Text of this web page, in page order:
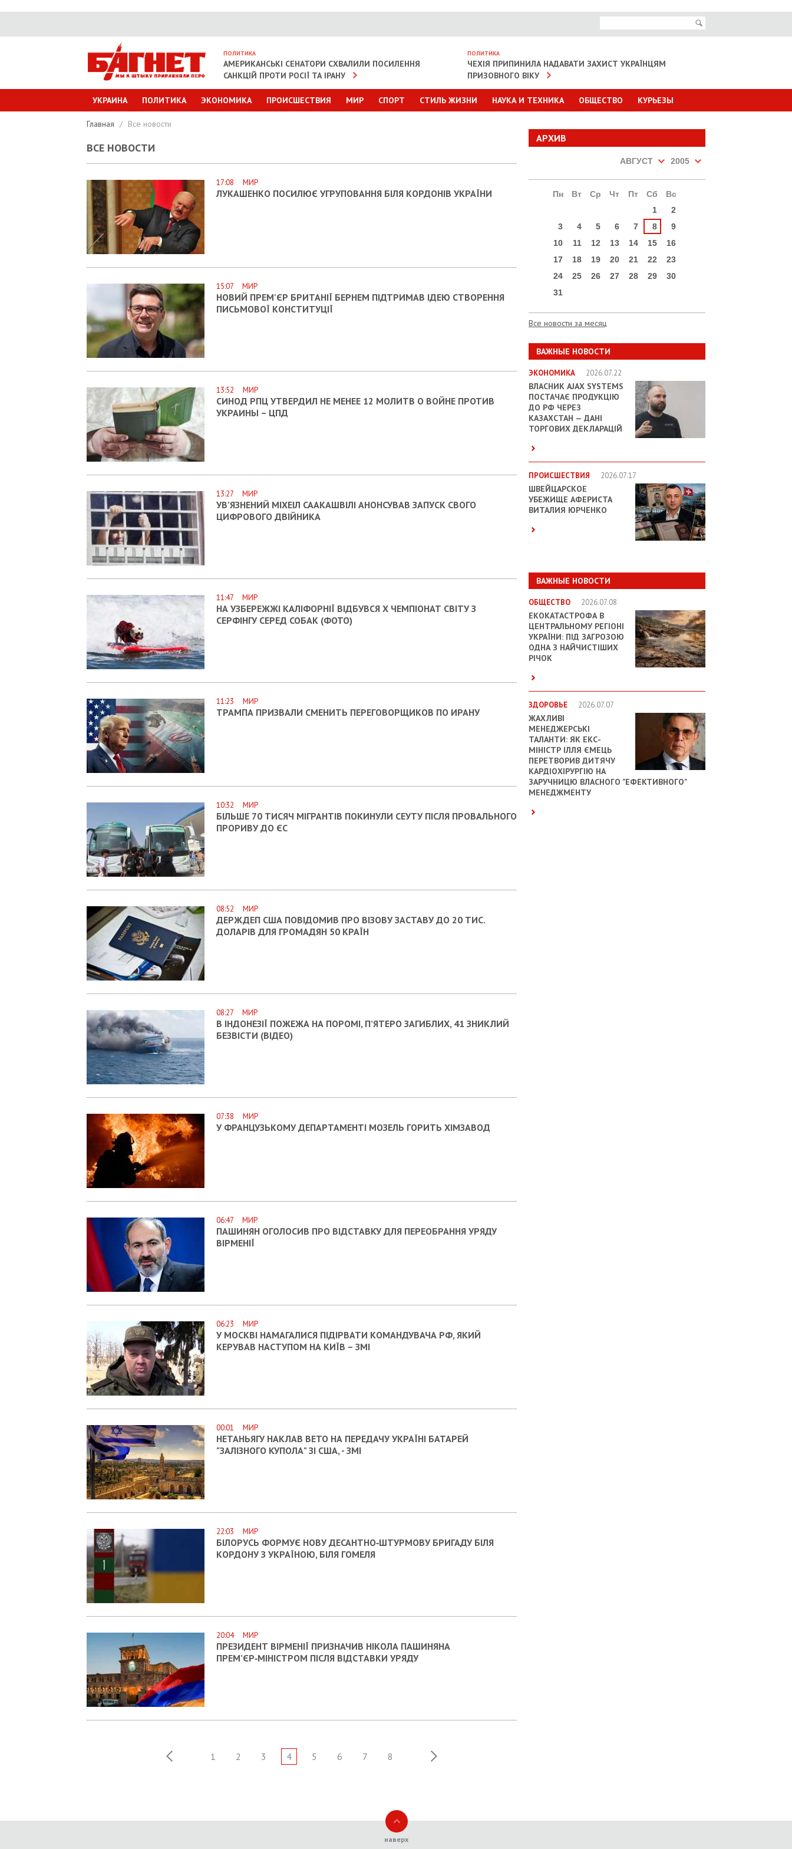
ПОЛИТИКА
АМЕРИКАНСЬКІ СЕНАТОРИ СХВАЛИЛИ ПОСИЛЕННЯ
САНКЦІЙ ПРОТИ РОСІЇ ТА ІРАНУ
ПОЛИТИКА
ЧЕХІЯ ПРИПИНИЛА НАДАВАТИ ЗАХИСТ УКРАЇНЦЯМ
ПРИЗОВНОГО ВІКУ
УКРАИНА ПОЛИТИКА ЭКОНОМИКА ПРОИСШЕСТВИЯ МИР СПОРТ СТИЛЬ ЖИЗНИ НАУКА И ТЕХНИКА ОБЩЕСТВО КУРЬЕЗЫ
АРХИВ
АВГУСТ 2005
Пн Вт Ср Чт Пт Сб
Вс
1
2
3
4 5 6 7 8
9
10
11 12 13 14 15
16
17
18 19 20 21 22
23
24
25 26 27 28 29
30
31
Все новости за месяц
ВАЖНЫЕ НОВОСТИ
ЭКОНОМИКА 2026.07.22
ВЛАСНИК AJAX SYSTEMS
ПОСТАЧАЄ ПРОДУКЦІЮ
ДО РФ ЧЕРЕЗ
КАЗАХСТАН — ДАНІ
ТОРГОВИХ ДЕКЛАРАЦІЙ
ПРОИСШЕСТВИЯ 2026.07.17
ШВЕЙЦАРСКОЕ
УБЕЖИЩЕ АФЕРИСТА
ВИТАЛИЯ ЮРЧЕНКО
ВАЖНЫЕ НОВОСТИ
ОБЩЕСТВО 2026.07.08
ЕКОКАТАСТРОФА В
ЦЕНТРАЛЬНОМУ РЕГІОНІ
УКРАЇНИ: ПІД ЗАГРОЗОЮ
ОДНА З НАЙЧИСТІШИХ
РІЧОК
ЗДОРОВЬЕ 2026.07.07
ЖАХЛИВІ
МЕНЕДЖЕРСЬКІ
ТАЛАНТИ: ЯК ЕКС-
МІНІСТР ІЛЛЯ ЄМЕЦЬ
ПЕРЕТВОРИВ ДИТЯЧУ
КАРДІОХІРУРГІЮ НА
ЗАРУЧНИЦЮ ВЛАСНОГО "ЕФЕКТИВНОГО"
МЕНЕДЖМЕНТУ
Главная / Все новости
ВСЕ НОВОСТИ
17:08 МИР
ЛУКАШЕНКО ПОСИЛЮЄ УГРУПОВАННЯ БІЛЯ КОРДОНІВ УКРАЇНИ
15:07 МИР
НОВИЙ ПРЕМ'ЄР БРИТАНІЇ БЕРНЕМ ПІДТРИМАВ ІДЕЮ СТВОРЕННЯ
ПИСЬМОВОЇ КОНСТИТУЦІЇ
13:52 МИР
СИНОД РПЦ УТВЕРДИЛ НЕ МЕНЕЕ 12 МОЛИТВ О ВОЙНЕ ПРОТИВ
УКРАИНЫ – ЦПД
13:27 МИР
УВ’ЯЗНЕНИЙ МІХЕІЛ СААКАШВІЛІ АНОНСУВАВ ЗАПУСК СВОГО
ЦИФРОВОГО ДВІЙНИКА
11:47 МИР
НА УЗБЕРЕЖЖІ КАЛІФОРНІЇ ВІДБУВСЯ X ЧЕМПІОНАТ СВІТУ З
СЕРФІНГУ СЕРЕД СОБАК (ФОТО)
11:23 МИР
ТРАМПА ПРИЗВАЛИ СМЕНИТЬ ПЕРЕГОВОРЩИКОВ ПО ИРАНУ
10:32 МИР
БІЛЬШЕ 70 ТИСЯЧ МІГРАНТІВ ПОКИНУЛИ СЕУТУ ПІСЛЯ ПРОВАЛЬНОГО
ПРОРИВУ ДО ЄС
08:52 МИР
ДЕРЖДЕП США ПОВІДОМИВ ПРО ВІЗОВУ ЗАСТАВУ ДО 20 ТИС.
ДОЛАРІВ ДЛЯ ГРОМАДЯН 50 КРАЇН
08:27 МИР
В ІНДОНЕЗІЇ ПОЖЕЖА НА ПОРОМІ, ПʼЯТЕРО ЗАГИБЛИХ, 41 ЗНИКЛИЙ
БЕЗВІСТИ (ВІДЕО)
07:38 МИР
У ФРАНЦУЗЬКОМУ ДЕПАРТАМЕНТІ МОЗЕЛЬ ГОРИТЬ ХІМЗАВОД
06:47 МИР
ПАШИНЯН ОГОЛОСИВ ПРО ВІДСТАВКУ ДЛЯ ПЕРЕОБРАННЯ УРЯДУ
ВІРМЕНІЇ
06:23 МИР
У МОСКВІ НАМАГАЛИСЯ ПІДІРВАТИ КОМАНДУВАЧА РФ, ЯКИЙ
КЕРУВАВ НАСТУПОМ НА КИЇВ – ЗМІ
00:01 МИР
НЕТАНЬЯГУ НАКЛАВ ВЕТО НА ПЕРЕДАЧУ УКРАЇНІ БАТАРЕЙ
"ЗАЛІЗНОГО КУПОЛА" ЗІ США, - ЗМІ
22:03 МИР
БІЛОРУСЬ ФОРМУЄ НОВУ ДЕСАНТНО‑ШТУРМОВУ БРИГАДУ БІЛЯ
КОРДОНУ З УКРАЇНОЮ, БІЛЯ ГОМЕЛЯ
20:04 МИР
ПРЕЗИДЕНТ ВІРМЕНІЇ ПРИЗНАЧИВ НІКОЛА ПАШИНЯНА
ПРЕМ’ЄР‑МІНІСТРОМ ПІСЛЯ ВІДСТАВКИ УРЯДУ
1 2 3 4 5 6 7 8
наверх